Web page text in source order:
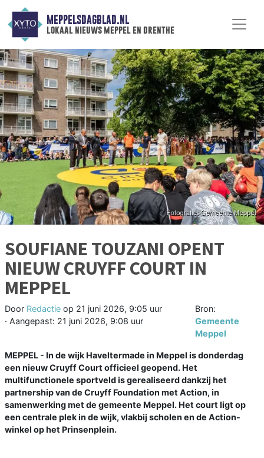
MEPPELSDAGBLAD.NL
lokaal nieuws meppel en drenthe
SOUFIANE TOUZANI OPENT
NIEUW CRUYFF COURT IN
MEPPEL
Door Redactie op 21 juni 2026, 9:05 uur
· Aangepast: 21 juni 2026, 9:08 uur
Bron:
Gemeente
Meppel
MEPPEL - In de wijk Haveltermade in Meppel is donderdag
een nieuw Cruyff Court officieel geopend. Het
multifunctionele sportveld is gerealiseerd dankzij het
partnership van de Cruyff Foundation met Action, in
samenwerking met de gemeente Meppel. Het court ligt op
een centrale plek in de wijk, vlakbij scholen en de Action-
winkel op het Prinsenplein.